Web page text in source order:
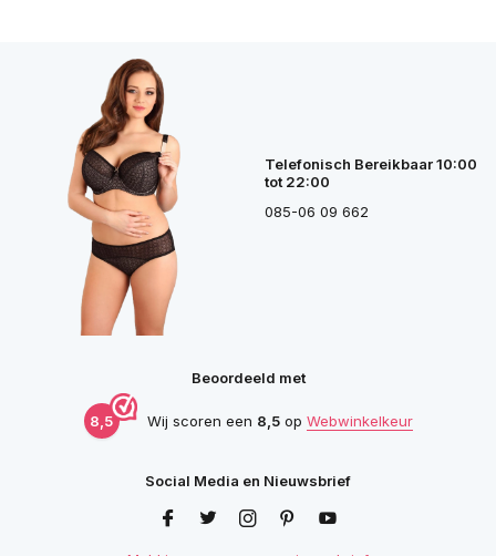
Telefonisch Bereikbaar 10:00
tot 22:00
085-06 09 662
Beoordeeld met
8,5 Wij scoren een 8,5op Webwinkelkeur
Social Media en Nieuwsbrief